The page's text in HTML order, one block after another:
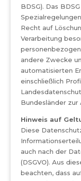
BDSG). Das
Recht auf
Verarbeitung
andere Zwecke
automatisierten
einschließlich
Bundesländer zur
Hinweis auf
Diese
auch nach der
(DSGVO). Aus
beachten, dass